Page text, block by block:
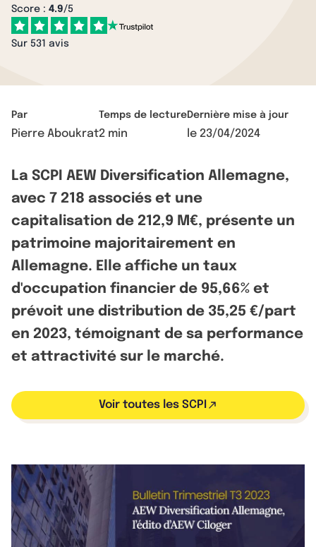
Score : 4.9/5
Sur 531 avis
Par
Pierre Aboukrat
Temps de lecture
2 min
Dernière mise à jour
le 23/04/2024
La SCPI AEW Diversification Allemagne,
avec 7 218 associés et une
capitalisation de 212,9 M€, présente un
patrimoine majoritairement en
Allemagne. Elle affiche un taux
d'occupation financier de 95,66% et
prévoit une distribution de 35,25 €/part
en 2023, témoignant de sa performance
et attractivité sur le marché.
Voir toutes les SCPI